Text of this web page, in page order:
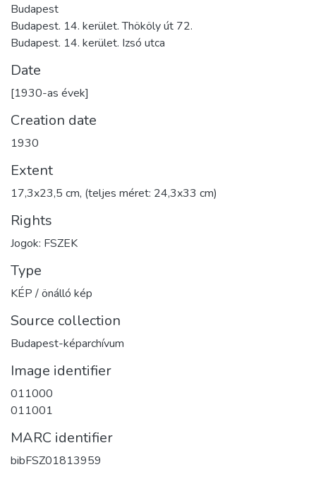
Budapest
Budapest. 14. kerület. Thököly út 72.
Budapest. 14. kerület. Izsó utca
Date
[1930-as évek]
Creation date
1930
Extent
17,3x23,5 cm, (teljes méret: 24,3x33 cm)
Rights
Jogok: FSZEK
Type
KÉP / önálló kép
Source collection
Budapest-képarchívum
Image identifier
011000
011001
MARC identifier
bibFSZ01813959